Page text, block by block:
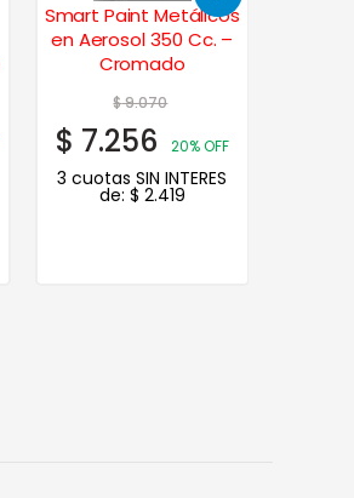
Smart Paint Metálicos
en Aerosol 350 Cc. –
Cromado
$9.070
$ 7.256 20% OFF
3 cuotas SIN INTERES
de: $ 2.419